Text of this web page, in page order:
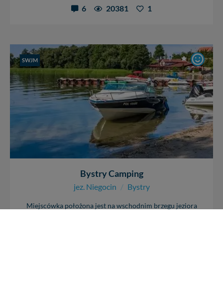
6
20381 1
SWJM
Bystry Camping
jez. Niegocin / Bystry
Miejscówka położona jest na wschodnim brzegu jeziora